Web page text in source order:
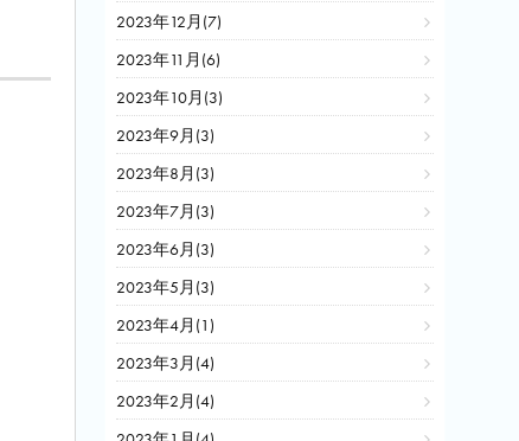
2023年12月(7)
2023年11月(6)
2023年10月(3)
2023年9月(3)
2023年8月(3)
2023年7月(3)
2023年6月(3)
2023年5月(3)
2023年4月(1)
2023年3月(4)
2023年2月(4)